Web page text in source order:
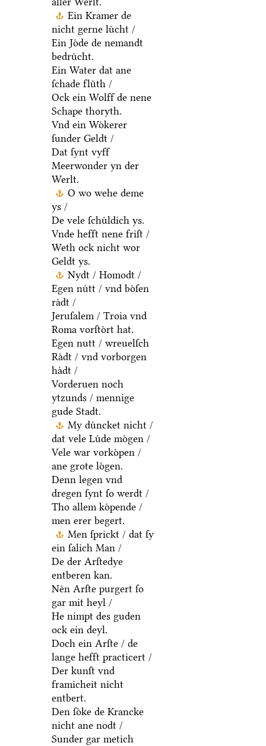
Ein Kramer de
nicht gerne luͤcht /
Ein Joͤde de nemandt
bedruͤcht.
Ein Water dat ane
ſchade fluͤth /
Ock ein Wolff de nene
Schape thoryth.
Vnd ein Woͤkerer
ſunder Geldt /
Dat ſynt vyff
Meerwonder yn der
Werlt.
O wo wehe deme
ys /
De vele ſchuͤldich ys.
Vnde hefft nene friſt /
Weth ock nicht wor
Geldt ys.
Nydt / Homodt /
Egen nuͤtt / vnd boͤſen
raͤdt /
Jeruſalem / Troia vnd
Roma vorſtoͤrt hat.
Egen nutt / wreuelſch
Raͤdt / vnd vorborgen
haͤdt /
Vorderuen noch
ytzunds / mennige
gude Stadt.
My duͤncket nicht /
dat vele Luͤde moͤgen /
Vele war vorkoͤpen /
ane grote loͤgen.
Denn legen vnd
dregen ſynt ſo werdt /
Tho allem koͤpende /
men erer begert.
Men ſprickt / dat ſy
ein ſalich Man /
De der Arſtedye
entberen kan.
Neͤn Arſte purgert ſo
gar mit heyl /
He nimpt des guden
ock ein deyl.
Doch ein Arſte / de
lange hefft practicert /
Der kunſt vnd
framicheit nicht
entbert.
Den ſoͤke de Krancke
nicht ane nodt /
Sunder gar metich